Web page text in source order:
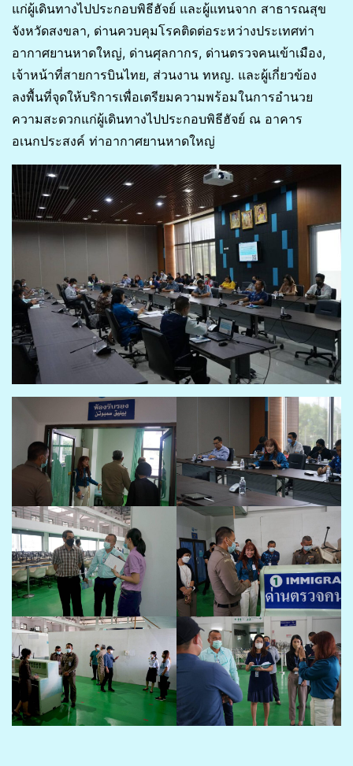
แก่ผู้เดินทางไปประกอบพิธีฮัจย์ และผู้แทนจาก สาธารณสุข
จังหวัดสงขลา, ด่านควบคุมโรคติดต่อระหว่างประเทศท่า
อากาศยานหาดใหญ่, ด่านศุลกากร, ด่านตรวจคนเข้าเมือง,
เจ้าหน้าที่สายการบินไทย, ส่วนงาน ทหญ. และผู้เกี่ยวข้อง
ลงพื้นที่จุดให้บริการเพื่อเตรียมความพร้อมในการอำนวย
ความสะดวกแก่ผู้เดินทางไปประกอบพิธีฮัจย์ ณ อาคาร
อเนกประสงค์ ท่าอากาศยานหาดใหญ่